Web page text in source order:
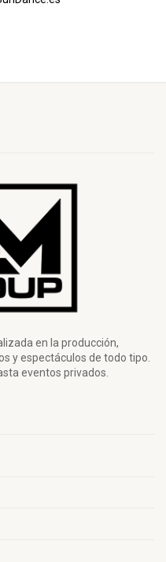
en la producción,
y espectáculos de todo tipo.
eventos privados.